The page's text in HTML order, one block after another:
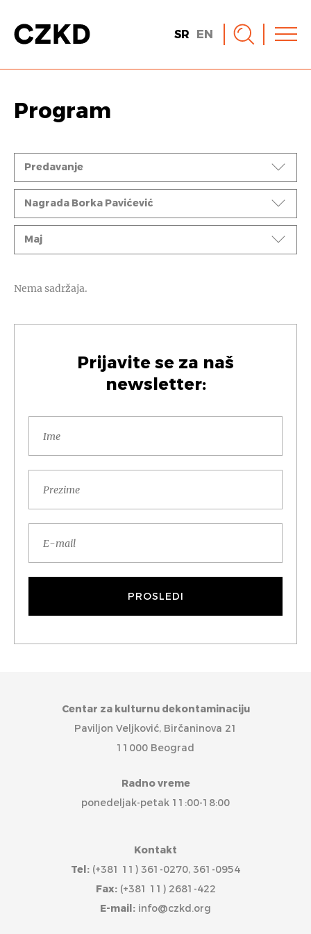
SR EN
Program
Događaji
Predavanje
Ciklusi
Nagrada Borka Pavićević
Mesec
Maj
Nema sadržaja.
Prijavite se za naš
newsletter:
Centar za kulturnu dekontaminaciju
Paviljon Veljković, Birčaninova 21
11000 Beograd
Radno vreme
ponedeljak-petak 11:00-18:00
Kontakt
Tel: (+381 11) 361-0270, 361-0954
Fax:(+381 11) 2681-422
E-mail: info@czkd.org